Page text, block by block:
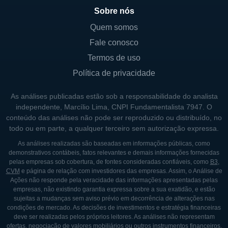
acionistas minoritários sejam representadas,
enquanto também assegura a continuidade
do controle sobre a empresa. Importante
destacar que a empresa tem um histórico de
suas operações e decisões.
Embora a Shoe Carnival não tenha o
governo americano como sócio ou
controlador, ela possui um portfólio
diversificado de investidores, o que contribui
para sua estabilidade financeira e
capacidade de expansão. A participação dos
acionistas é ampla e extremamente
relevante para o crescimento e evolução
Sobre nós
Quem somos
Fale conosco
Termos de uso
Política de privacidade
As análises publicadas estão sob a responsabilidade do analista
independente, Marcílio Lima, CNPI Fundamentalista 7947. O
conteúdo das análises não pode ser reproduzido ou distribuído, no
todo ou em parte, a qualquer terceiro sem autorização expressa.
As análises realizadas são baseadas em informações públicas, como
demonstrativos contábeis, fatos relevantes e demais informações fornecidas
pelas empresas sob cobertura, de fontes consideradas confiáveis, como B3,
CVM e página de relação com investidores das empresas. Assim, o Análise de
Ações não responde pela veracidade das informações apresentadas pelas
empresas, não existindo garantia expressa sobre a sua exatidão, e estão
sujeitas a mudanças sem aviso prévio em decorrência de alterações nas
condições de mercado. As decisões de investimentos e estratégia financeiras
deve ser realizadas pelos próprios leitores. As análises não representam
ofertas, negociação de valores mobiliários ou outros instrumentos financeiros,